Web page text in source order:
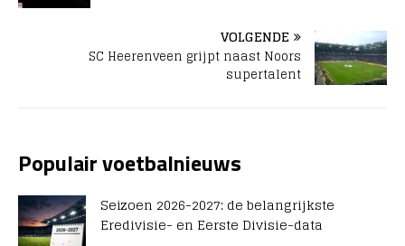
VOLGENDE
SC Heerenveen grijpt naast Noors
supertalent
Populair voetbalnieuws
Seizoen 2026-2027: de belangrijkste
Eredivisie- en Eerste Divisie-data